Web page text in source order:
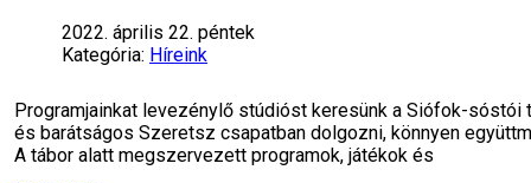
2022. április 22. péntek
Kategória: Híreink
Programjainkat levezénylő stúdióst keresünk a Siófok-
és barátságos Szeretsz csapatban dolgozni, könnyen
A tábor alatt megszervezett programok, játékok és